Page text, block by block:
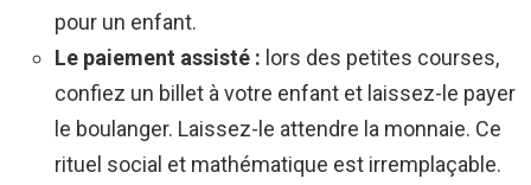
pour un enfant.
Le paiement assisté : lors des petites courses,
confiez un billet à votre enfant et laissez-le payer
le boulanger. Laissez-le attendre la monnaie. Ce
rituel social et mathématique est irremplaçable.